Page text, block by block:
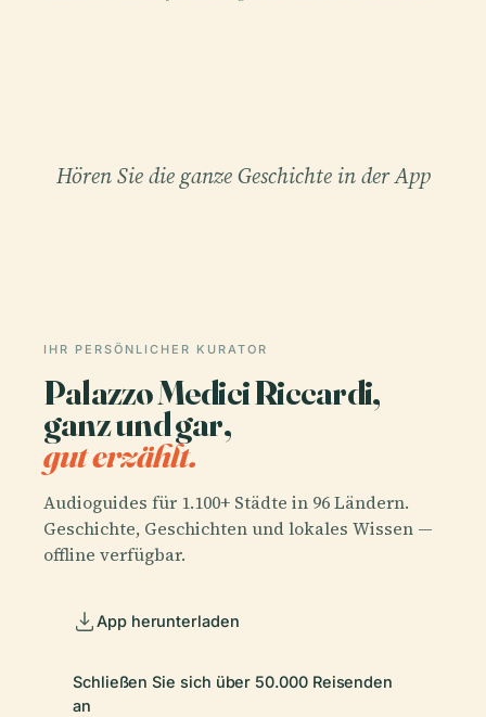
Hören Sie die ganze Geschichte in der App
IHR PERSÖNLICHER KURATOR
Palazzo Medici Riccardi,
ganz und gar,
gut erzählt.
Audioguides für 1.100+ Städte in 96 Ländern.
Geschichte, Geschichten und lokales Wissen —
offline verfügbar.
App herunterladen
Schließen Sie sich über 50.000 Reisenden
an